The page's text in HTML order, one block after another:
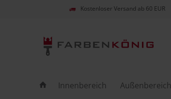
Kostenloser Versand ab 60 EUR
Innenbereich Außenbereich